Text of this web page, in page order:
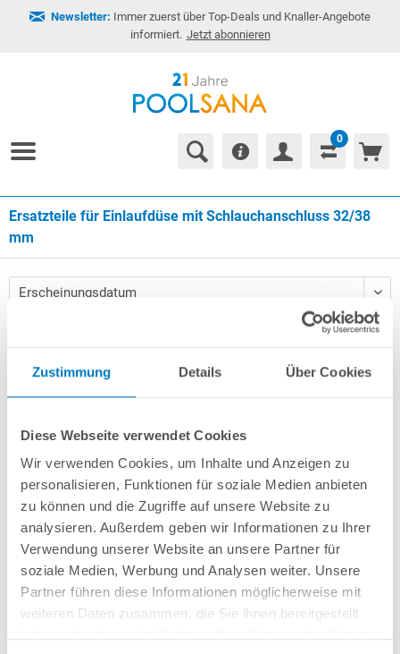
Zustimmung Details Über Cookies
Diese Webseite verwendet Cookies
Wir verwenden Cookies, um Inhalte und Anzeigen zu
personalisieren, Funktionen für soziale Medien anbieten
zu können und die Zugriffe auf unsere Website zu
analysieren. Außerdem geben wir Informationen zu Ihrer
Verwendung unserer Website an unsere Partner für
soziale Medien, Werbung und Analysen weiter. Unsere
Partner führen diese Informationen möglicherweise mit
weiteren Daten zusammen, die Sie ihnen bereitgestellt
Newsletter: Immer zuerst über Top-Deals und Knaller-Angebote
informiert. Jetzt abonnieren
0
Ersatzteile für Einlaufdüse mit Schlauchanschluss 32/38
mm
Satz Dichtungen für Pool-Einlaufdüse 32/38 mm
Kurzbeschreibung
2,99 € *